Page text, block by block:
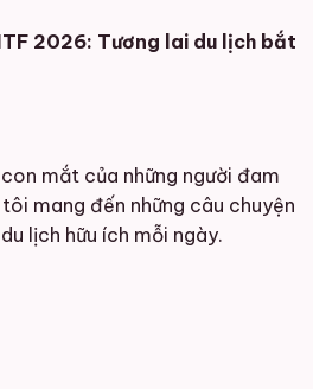
2026: Tương lai du lịch bắt
mắt của những người đam
mang đến những câu chuyện
lịch hữu ích mỗi ngày.